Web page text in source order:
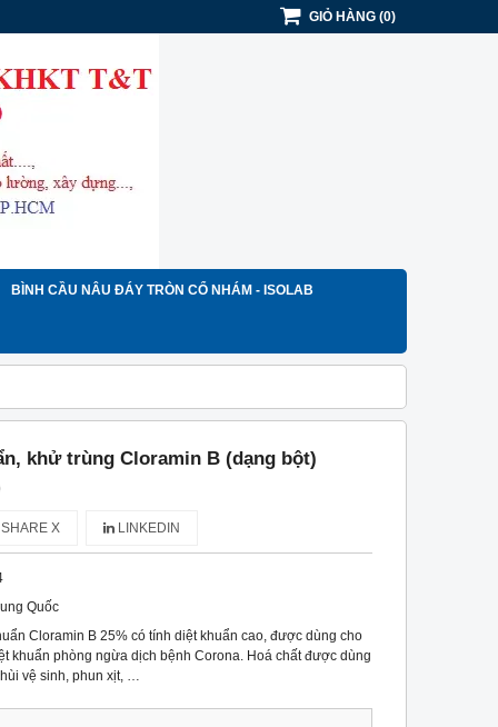
GIỎ HÀNG (0)
BÌNH CẦU NÂU ĐÁY TRÒN CỔ NHÁM - ISOLAB
khử trùng Cloramin B (dạng bột)
SHARE X LINKEDIN
Quốc
Cloramin B 25% có tính diệt khuẩn cao, được dùng cho
khuẩn phòng ngừa dịch bệnh Corona. Hoá chất được dùng
vệ sinh, phun xịt, …